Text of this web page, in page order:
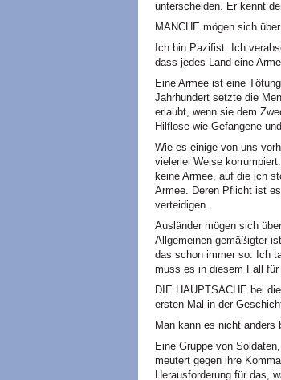
unterscheiden. Er kennt
MANCHE mögen sich
Ich bin Pazifist. Ich
dass jedes Land eine
Eine Armee ist eine
Jahrhundert setzte die
erlaubt, wenn sie dem
Hilflose wie Gefangene
Wie es einige von uns
vielerlei Weise
keine Armee, auf die ich
Armee. Deren Pflicht ist
verteidigen.
Ausländer mögen sich
Allgemeinen gemäßigter
das schon immer so. Ich
muss es in diesem Fall
DIE HAUPTSACHE bei
ersten Mal in der
Man kann es nicht anders
Eine Gruppe von
meutert gegen ihre
Herausforderung für das,